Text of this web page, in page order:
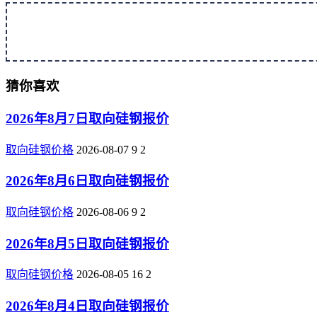
猜你喜欢
2026年8月7日取向硅钢报价
取向硅钢价格 2026-08-07 9 2
2026年8月6日取向硅钢报价
取向硅钢价格 2026-08-06 9 2
2026年8月5日取向硅钢报价
取向硅钢价格 2026-08-05 16 2
2026年8月4日取向硅钢报价